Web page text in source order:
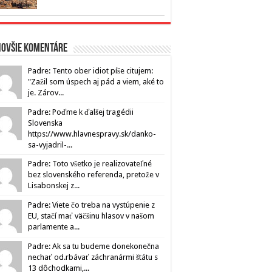
komentáre
Padre: Tento ober idiot píše citujem:
"Zažil som úspech aj pád a viem, aké to
je. Zárov...
Padre: Poďme k ďalšej tragédii
Slovenska
https://www.hlavnespravy.sk/danko-
sa-vyjadril-...
Padre: Toto všetko je realizovateľné
bez slovenského referenda, pretože v
Lisabonskej z...
Padre: Viete čo treba na vystúpenie z
EU, stačí mať väčšinu hlasov v našom
parlamente a...
Padre: Ak sa tu budeme donekonečna
nechať od.rbávať záchranármi štátu s
13 dôchodkami,...